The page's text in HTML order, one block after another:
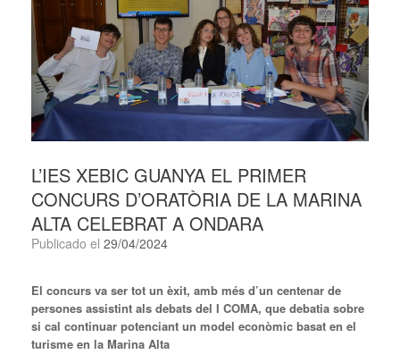
L’IES XEBIC GUANYA EL PRIMER
CONCURS D’ORATÒRIA DE LA MARINA
ALTA CELEBRAT A ONDARA
Publicado el 29/04/2024
El concurs va ser tot un èxit, amb més d’un centenar de
persones assistint als debats del I COMA, que debatia sobre
si cal continuar potenciant un model econòmic basat en el
turisme en la Marina Alta